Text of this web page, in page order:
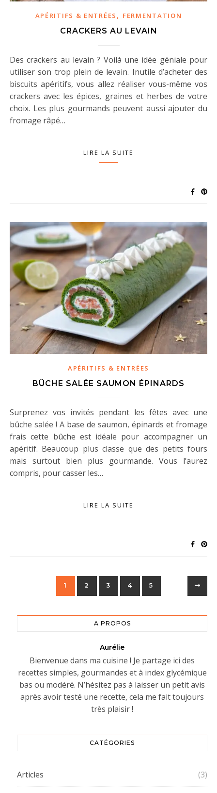
APÉRITIFS & ENTRÉES , FERMENTATION
CRACKERS AU LEVAIN
Des crackers au levain ? Voilà une idée géniale pour
utiliser son trop plein de levain. Inutile d’acheter des
biscuits apéritifs, vous allez réaliser vous-même vos
crackers avec les épices, graines et herbes de votre
choix. Les plus gourmands peuvent aussi ajouter du
fromage râpé…
LIRE LA SUITE
APÉRITIFS & ENTRÉES
BÛCHE SALÉE SAUMON ÉPINARDS
Surprenez vos invités pendant les fêtes avec une
bûche salée ! A base de saumon, épinards et fromage
frais cette bûche est idéale pour accompagner un
apéritif. Beaucoup plus classe que des petits fours
mais surtout bien plus gourmande. Vous l’aurez
compris, pour casser les…
LIRE LA SUITE
1 2 3 4 5
A PROPOS
Aurélie
Bienvenue dans ma cuisine ! Je partage ici des
recettes simples, gourmandes et à index glycémique
bas ou modéré. N’hésitez pas à laisser un petit avis
après avoir testé une recette, cela me fait toujours
très plaisir !
CATÉGORIES
Articles (3)